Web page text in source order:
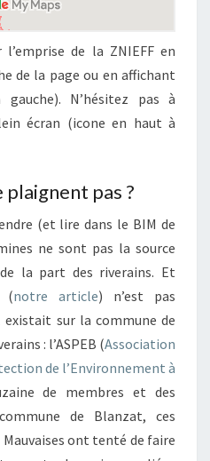
de la ZNIEFF en
de la page ou en affichant
N’hésitez pas à
écran (icone en haut à
plaignent pas ?
(et lire dans le BIM de
ne sont pas la source
la part des riverains. Et
(notre article) n’est pas
sur la commune de
: l’ASPEB (Association
de l’Environnement à
de membres et des
de Blanzat, ces
ont tenté de faire